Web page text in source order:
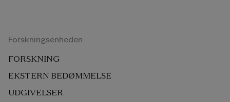
Forskningsenheden
FORSKNING
EKSTERN BEDØMMELSE
UDGIVELSER